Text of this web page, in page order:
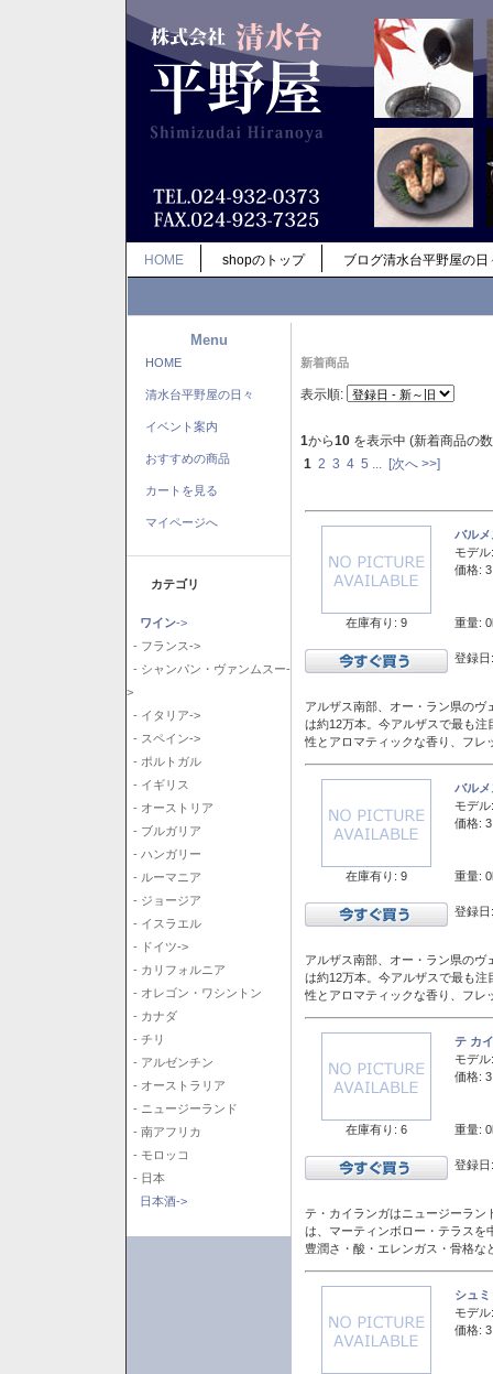
HOME shopのトップ ブログ清水台平野屋の日
Menu
HOME
清水台平野屋の日々
イベント案内
おすすめの商品
カートを見る
マイページへ
カテゴリ
ワイン->
- フランス->
- シャンパン・ヴァンムスー-
>
- イタリア->
- スペイン->
- ポルトガル
- イギリス
- オーストリア
- ブルガリア
- ハンガリー
- ルーマニア
- ジョージア
- イスラエル
- ドイツ->
- カリフォルニア
- オレゴン・ワシントン
- カナダ
- チリ
- アルゼンチン
- オーストラリア
- ニュージーランド
- 南アフリカ
- モロッコ
- 日本
日本酒->
新着商品
表示順:
1から10 を表示中 (新着商品の
1 2 3 4 5 [次へ >>]
在庫有り: 9
バル
モデル:
価格:
重量:
登録
アルザス南部、オー・ラン県の
は約12万本。今アルザスで最も
性とアロマティックな香り、フレ
在庫有り: 9
バル
モデル:
価格:
重量:
登録
アルザス南部、オー・ラン県の
は約12万本。今アルザスで最も
性とアロマティックな香り、フレ
在庫有り: 6
テ カ
モデル:
価格:
重量:
登録
テ・カイランガはニュージーラン
は、マーティンボロー・テラスを
豊潤さ・酸・エレンガス・骨格
シュ
モデル:
価格: